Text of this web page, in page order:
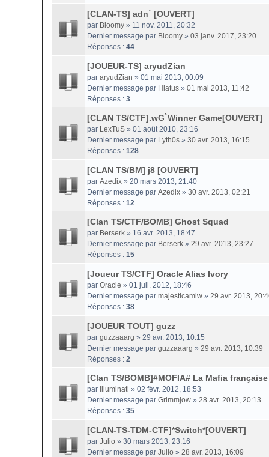
[CLAN-TS] adn` [OUVERT]
par Bloomy » 11 nov. 2011, 20:32
Dernier message par Bloomy » 03 janv. 2017, 23:20
Réponses : 44
[JOUEUR-TS] aryudZian
par aryudZian » 01 mai 2013, 00:09
Dernier message par Hiatus » 01 mai 2013, 11:42
Réponses : 3
[CLAN TS/CTF].wG`Winner Game[OUVERT]
par LexTuS » 01 août 2010, 23:16
Dernier message par Lyth0s » 30 avr. 2013, 16:15
Réponses : 128
[CLAN TS/BM] j8 [OUVERT]
par Azedix » 20 mars 2013, 21:40
Dernier message par Azedix » 30 avr. 2013, 02:21
Réponses : 12
[Clan TS/CTF/BOMB] Ghost Squad
par Berserk » 16 avr. 2013, 18:47
Dernier message par Berserk » 29 avr. 2013, 23:27
Réponses : 15
[Joueur TS/CTF] Oracle Alias Ivory
par Oracle » 01 juil. 2012, 18:46
Dernier message par majesticamiw » 29 avr. 2013,
Réponses : 38
[JOUEUR TOUT] guzz
par guzzaaarg » 29 avr. 2013, 10:15
Dernier message par guzzaaarg » 29 avr. 2013, 10:39
Réponses : 2
[Clan TS/BOMB]#MOFIA# La Mafia française
par Illuminati » 02 févr. 2012, 18:53
Dernier message par Grimmjow » 28 avr. 2013, 20:13
Réponses : 35
[CLAN-TS-TDM-CTF]*Switch*[OUVERT]
par Julio » 30 mars 2013, 23:16
Dernier message par Julio » 28 avr. 2013, 16:09